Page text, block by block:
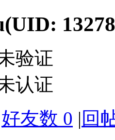
(UID:
验证
认证
好友数 0 | 回